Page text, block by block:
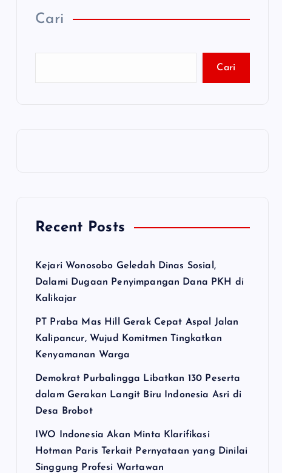
Cari
Cari
Recent Posts
Kejari Wonosobo Geledah Dinas Sosial,
Dalami Dugaan Penyimpangan Dana PKH di
Kalikajar
PT Praba Mas Hill Gerak Cepat Aspal Jalan
Kalipancur, Wujud Komitmen Tingkatkan
Kenyamanan Warga
Demokrat Purbalingga Libatkan 130 Peserta
dalam Gerakan Langit Biru Indonesia Asri di
Desa Brobot
IWO Indonesia Akan Minta Klarifikasi
Hotman Paris Terkait Pernyataan yang Dinilai
Singgung Profesi Wartawan